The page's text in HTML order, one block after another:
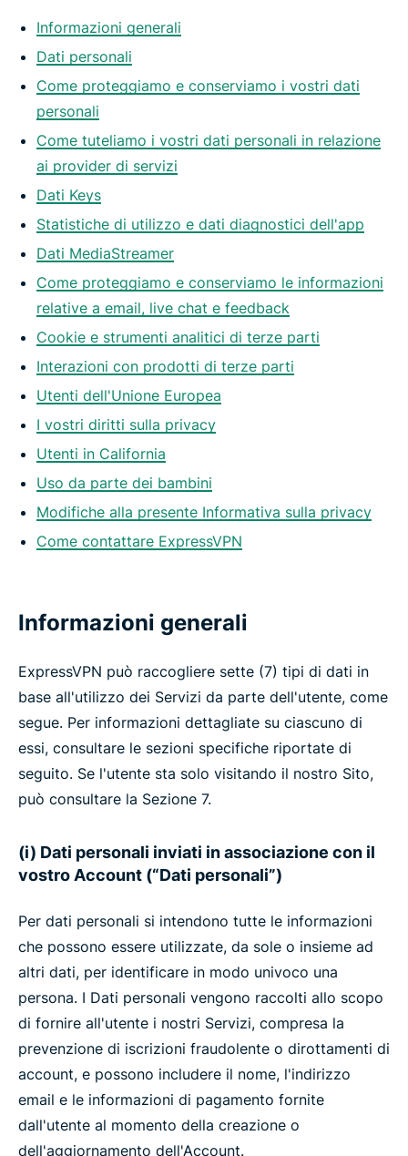
Informazioni generali
Dati personali
Come proteggiamo e conserviamo i vostri dati
personali
Come tuteliamo i vostri dati personali in relazione
ai provider di servizi
Dati Keys
Statistiche di utilizzo e dati diagnostici dell'app
Dati MediaStreamer
Come proteggiamo e conserviamo le informazioni
relative a email, live chat e feedback
Cookie e strumenti analitici di terze parti
Interazioni con prodotti di terze parti
Utenti dell'Unione Europea
I vostri diritti sulla privacy
Utenti in California
Uso da parte dei bambini
Modifiche alla presente Informativa sulla privacy
Come contattare ExpressVPN
Informazioni generali
ExpressVPN può raccogliere sette (7) tipi di dati in
base all'utilizzo dei Servizi da parte dell'utente, come
segue. Per informazioni dettagliate su ciascuno di
essi, consultare le sezioni specifiche riportate di
seguito. Se l'utente sta solo visitando il nostro Sito,
può consultare la Sezione 7.
(i) Dati personali inviati in associazione con il
vostro Account (“Dati personali”)
Per dati personali si intendono tutte le informazioni
che possono essere utilizzate, da sole o insieme ad
altri dati, per identificare in modo univoco una
persona. I Dati personali vengono raccolti allo scopo
di fornire all'utente i nostri Servizi, compresa la
prevenzione di iscrizioni fraudolente o dirottamenti di
account, e possono includere il nome, l'indirizzo
email e le informazioni di pagamento fornite
dall'utente al momento della creazione o
dell'aggiornamento dell'Account.